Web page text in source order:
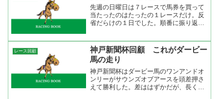
先週の日曜日は７レースで馬券を買って
当たったのはたったの１レースだけ。反
省だらけの１日でした。順番に振り返っ
る馬が走るのでここは走破タイムランキ
ング１位のゼンノゴウシュウ...
レース回顧
神戸新聞杯回顧 これがダービー
馬の走り
神戸新聞杯はダービー馬のワンアンドオ
ンリーがサウンズオブアースを頭差押さ
えて勝利した。差ははずかだが、長く脚